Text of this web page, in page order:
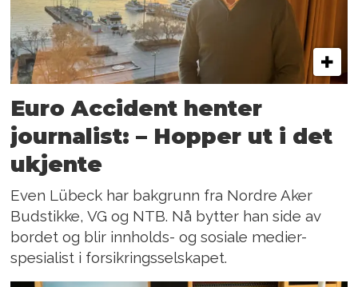
Euro Accident henter
journalist: – Hopper ut i det
ukjente
Even Lübeck har bakgrunn fra Nordre Aker
Budstikke, VG og NTB. Nå bytter han side av
bordet og blir innholds- og sosiale medier-
spesialist i forsikringsselskapet.